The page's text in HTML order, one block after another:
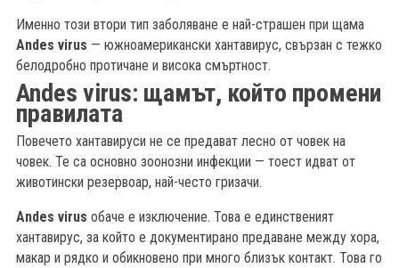
Именно този втори тип заболяване е най-страшен при щама
Andes virus — южноамерикански хантавирус, свързан с тежко
белодробно протичане и висока смъртност.
Andes virus: щамът, който промени
правилата
Повечето хантавируси не се предават лесно от човек на
човек. Те са основно зоонозни инфекции — тоест идват от
животински резервоар, най-често гризачи.
Andes virus обаче е изключение. Това е единственият
хантавирус, за който е документирано предаване между хора,
макар и рядко и обикновено при много близък контакт. Това го